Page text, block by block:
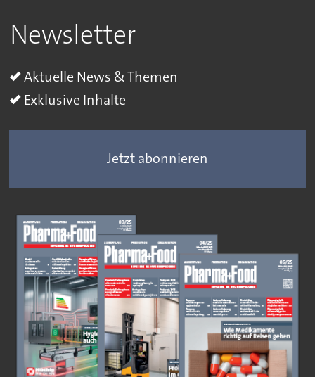
Newsletter
Aktuelle News & Themen
Exklusive Inhalte
Jetzt abonnieren